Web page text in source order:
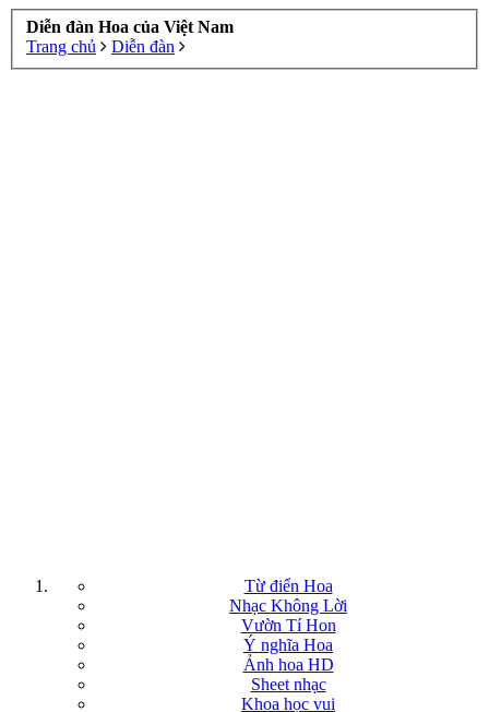
Diễn đàn Hoa của Việt Nam
Trang chủ
Diễn đàn
Từ điển Hoa
Nhạc Không Lời
Vườn Tí Hon
Ý nghĩa Hoa
Ảnh hoa HD
Sheet nhạc
Khoa học vui